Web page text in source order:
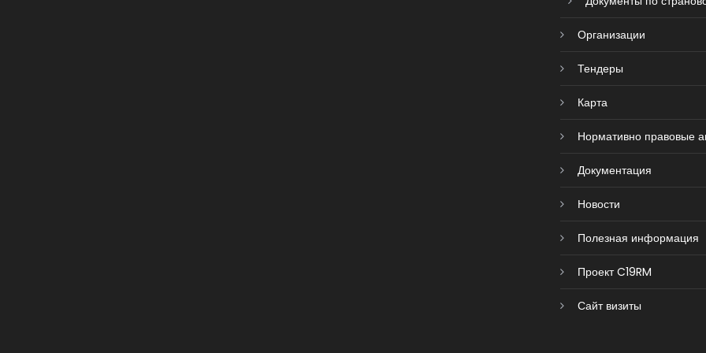
Организации
Тендеры
Карта
Нормативно правовые
Документация
Новости
Полезная информация
Проект C19RM
Сайт визиты